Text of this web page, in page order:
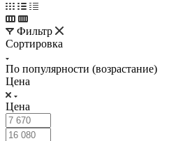
Фильтр
Сортировка
По популярности (возрастание)
Цена
Цена